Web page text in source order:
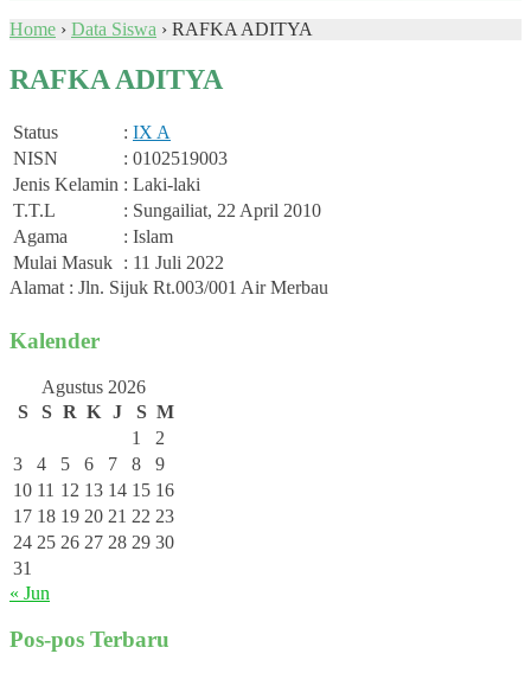
Home › Data Siswa › RAFKA ADITYA
RAFKA ADITYA
Status : IX A
NISN
: 0102519003
Jenis Kelamin : Laki-laki
T.T.L
: Sungailiat, 22 April 2010
Agama
: Islam
Mulai Masuk : 11 Juli 2022
Alamat : Jln. Sijuk Rt.003/001 Air Merbau
Kalender
Agustus 2026
S
S R K J S M
1
2
3
4 5 6 7 8
9
10 11 12 13 14 15 16
17 18 19 20 21 22 23
24 25 26 27 28 29 30
31
« Jun
Pos-pos Terbaru